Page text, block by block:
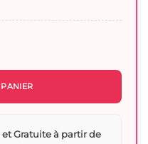
et body smoking – Doux coton
Gratuite à partir de